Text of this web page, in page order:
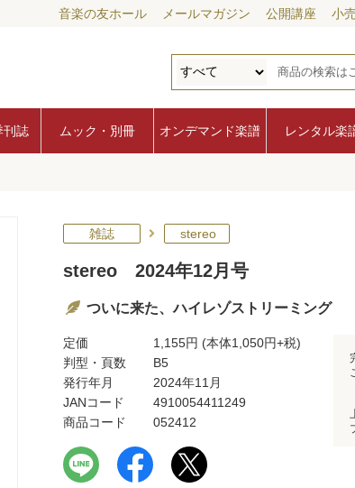
音楽の友ホール メールマガジン 公開講座 小
刊誌 ムック・別冊 オンデマンド楽譜 レンタル楽
雑誌 stereo
stereo 2024年12月号
ついに来た、ハイレゾストリーミング
定価 1,155円 (本体1,050円+税)
判型・頁数
B5
発行年月
2024年11月
JANコード
4910054411249
商品コード
052412